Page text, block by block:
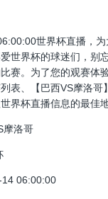
世界杯直播，
世界杯的球迷们，别
赛。为了您的观赛体
表、【巴西VS摩洛哥
界杯直播信息的最佳
摩洛哥
14 06:00:00